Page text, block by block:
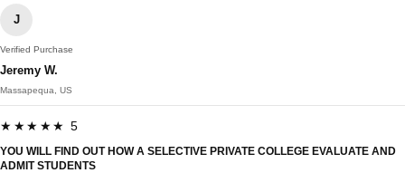
J
Verified Purchase
Jeremy W.
Massapequa, US
★★★★★ 5
YOU WILL FIND OUT HOW A SELECTIVE PRIVATE COLLEGE EVALUATE AND
ADMIT STUDENTS